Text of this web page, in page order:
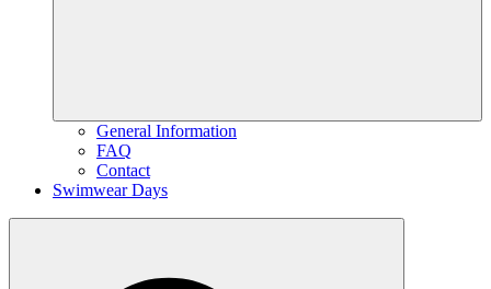
General Information
FAQ
Contact
Swimwear Days